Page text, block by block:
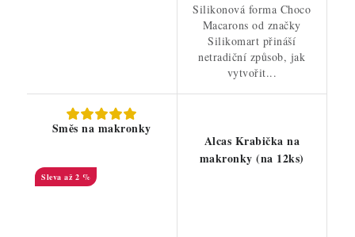
Silikonová forma Choco
Macarons od značky
Silikomart přináší
netradiční způsob, jak
vytvořit...
Směs na makronky
až 2 %
Alcas Krabička na
makronky (na 12ks)